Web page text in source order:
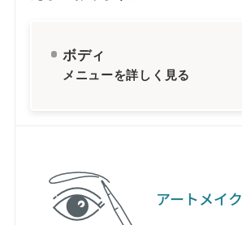
ボディ
メニューを詳しく見る
アートメイク